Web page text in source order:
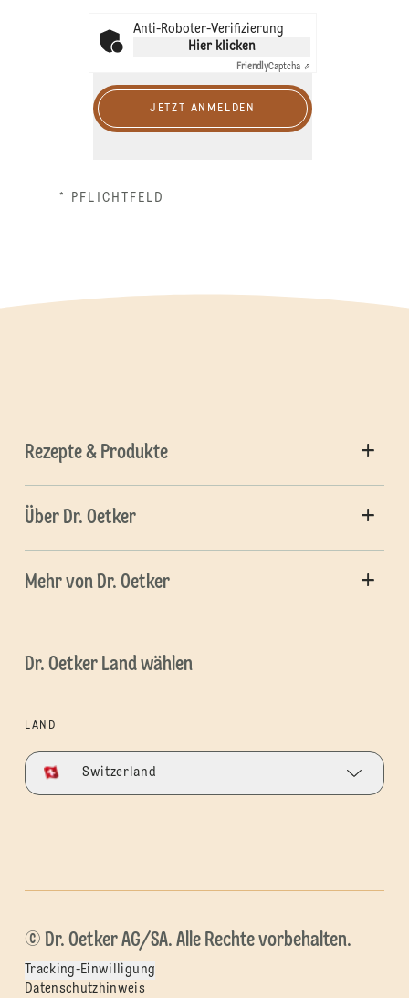
Anti-Roboter-Verifizierung
Hier klicken
FriendlyCaptcha ⇗
JETZT ANMELDEN
* PFLICHTFELD
Rezepte & Produkte
Über Dr. Oetker
Mehr von Dr. Oetker
Dr. Oetker Land wählen
LAND
Switzerland
© Dr. Oetker AG/SA. Alle Rechte vorbehalten.
Tracking-Einwilligung
Datenschutzhinweis